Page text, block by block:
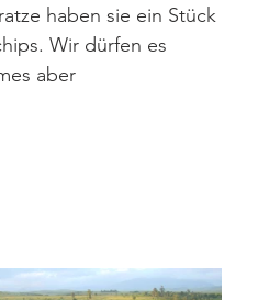
haben sie ein Stück
Wir dürfen es
aber